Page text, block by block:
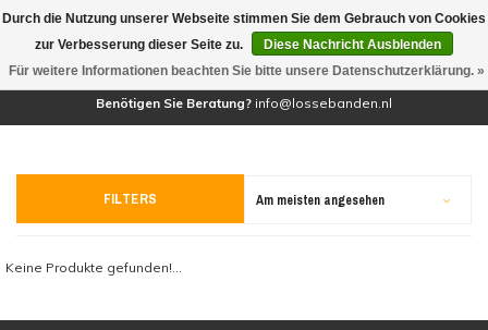
(0)
Benötigen Sie Beratung? info@lossebanden.nl
FILTERS Am meisten angesehen
Keine Produkte gefunden!...
Durch die Nutzung unserer Webseite stimmen Sie dem Gebrauch von Cookies
zur Verbesserung dieser Seite zu.
Diese Nachricht Ausblenden
Für weitere Informationen beachten Sie bitte unsere Datenschutzerklärung. »